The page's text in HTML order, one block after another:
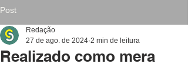
Post
Realizado como mera
Redação
27 de ago. de 2024 2 min de leitura